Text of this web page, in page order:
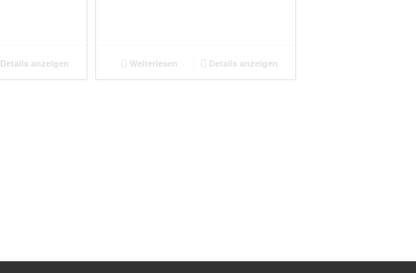
Details anzeigen Weiterlesen Details anzeigen